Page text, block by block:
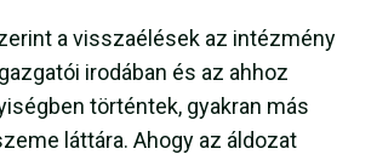
a visszaélések az intézmény
irodában és az ahhoz
történtek, gyakran más
láttára. Ahogy az áldozat